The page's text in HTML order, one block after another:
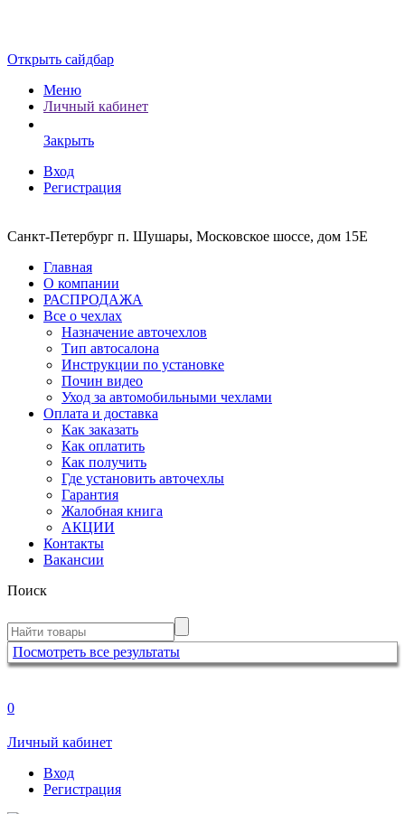
Открыть сайдбар
Меню
Личный кабинет
Закрыть
Вход
Регистрация
Санкт-Петербург п. Шушары, Московское шоссе, дом 15Е
Главная
О компании
РАСПРОДАЖА
Все о чехлах
Назначение авточехлов
Тип автосалона
Инструкции по установке
Почин видео
Уход за автомобильными чехлами
Оплата и доставка
Как заказать
Как оплатить
Как получить
Где установить авточехлы
Гарантия
Жалобная книга
АКЦИИ
Контакты
Вакансии
Поиск
Посмотреть все результаты
0
Личный кабинет
Вход
Регистрация